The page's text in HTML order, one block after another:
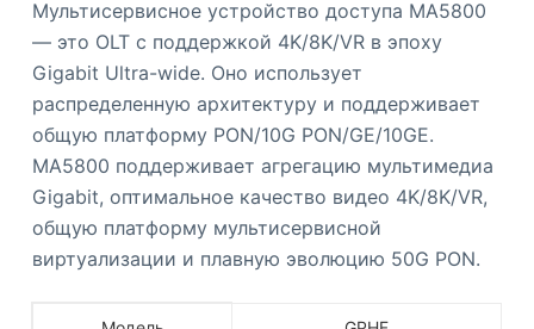
Мультисервисное устройство доступа MA5800
— это OLT с поддержкой 4K/8K/VR в эпоху
Gigabit Ultra-wide. Оно использует
распределенную архитектуру и поддерживает
общую платформу PON/10G PON/GE/10GE.
MA5800 поддерживает агрегацию мультимедиа
Gigabit, оптимальное качество видео 4K/8K/VR,
общую платформу мультисервисной
виртуализации и плавную эволюцию 50G PON.